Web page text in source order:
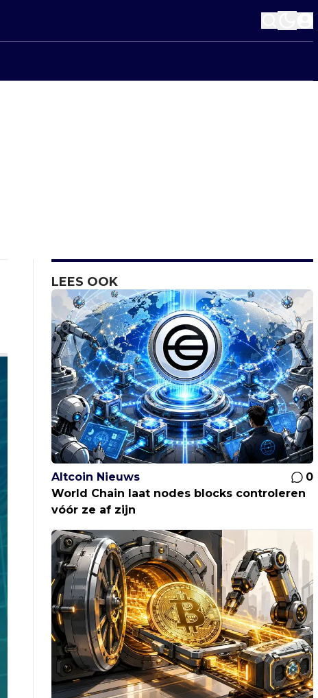
LEES OOK
Altcoin Nieuws
0
World Chain laat nodes blocks controleren
vóór ze af zijn